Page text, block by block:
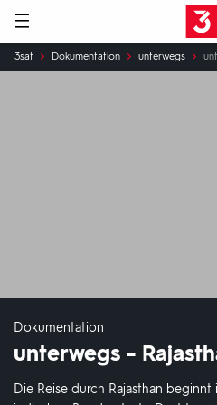
Hauptnavigation
Sie
sind
3sat Dokumentation unterwegs
Dokumentation
unterwegs -
Die Reise durch Rajasthan